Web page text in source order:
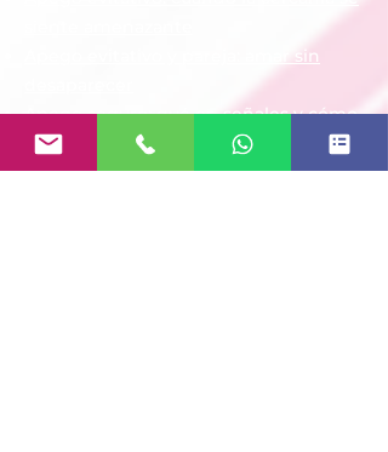
Apego evitativo y pareja: amar sin
Apego seguro: qué es, señales y cómo
empezar a construirlo
¿Un apego evitativo vuelve después